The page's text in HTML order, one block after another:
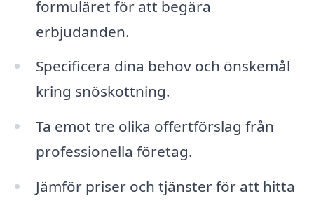
formuläret för att begära
erbjudanden.
Specificera dina behov och önskemål
kring snöskottning.
Ta emot tre olika offertförslag från
professionella företag.
Jämför priser och tjänster för att hitta